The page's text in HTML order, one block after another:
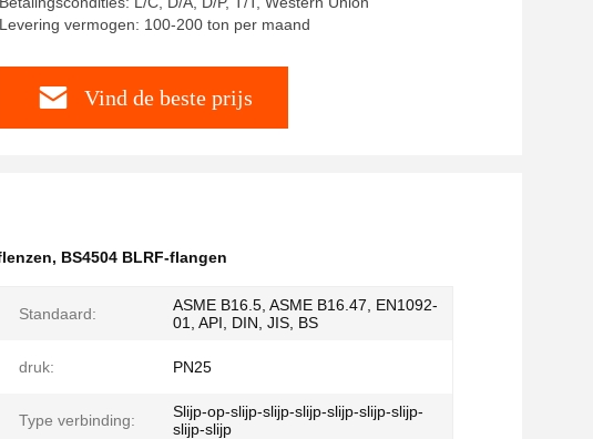
Levering vermogen: 100-200 ton per maand
Vind de beste prijs
, BS4504 BLRF-flangen
Standaard:
ASME B16.5, ASME B16.47, EN1092-
01, API, DIN, JIS, BS
druk: PN25
Type verbinding:
Slijp-op-slijp-slijp-slijp-slijp-slijp-slijp-
slijp-slijp